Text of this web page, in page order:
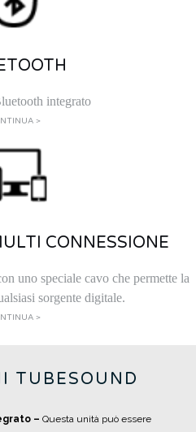
integrato
>
CONNESSIONE
uno speciale cavo che permette la
sorgente digitale.
>
TUBESOUND
– Questa unità può essere